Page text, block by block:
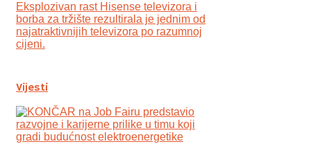
Eksplozivan rast Hisense televizora i
borba za tržište rezultirala je jednim od
najatraktivnijih televizora po razumnoj
cijeni.
Vijesti